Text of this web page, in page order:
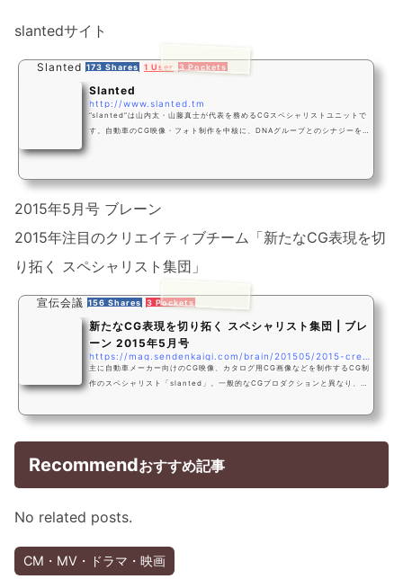
slantedサイト
Slanted 173 Shares 1 User 3 Pockets
Slanted
http://www.slanted.tm
”slanted”は山内太・山藤真士が代表を務めるCGスペシャリストユニットで
す。自動車のCG映像・フォト制作を中核に、DNAグループとのシナジーを活
2015年5月号 ブレーン
2015年注目のクリエイティブチーム「新たなCG表現を切
り拓く スペシャリスト集団」
宣伝会議 156 Shares 3 Pockets
新たなCG表現を切り拓く スペシャリスト集団 | ブレ
ーン 2015年5月号
主に自動車メーカー向けのCG映像、カタログ用CG画像などを制作するCG制
作のスペシャリスト「slanted」。一般的なCGプロダクションと異なり、企
Recommendおすすめ記事
No related posts.
CM・MV・ドラマ・映画